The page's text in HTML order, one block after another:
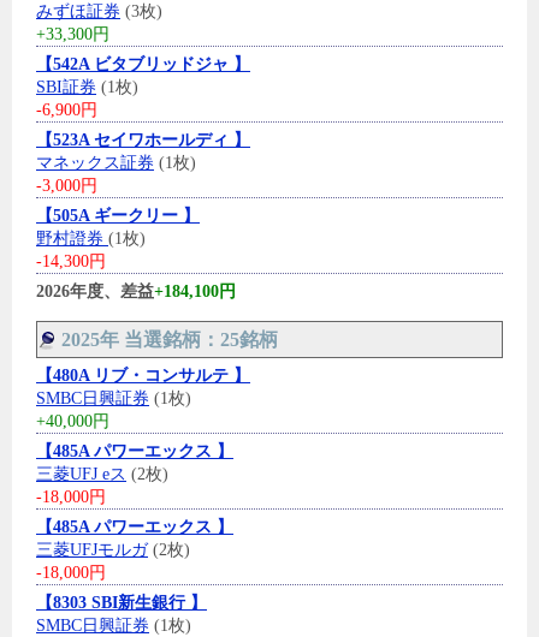
みずほ証券 (3枚)
+33,300円
【542A ビタブリッドジャ 】
SBI証券 (1枚)
-6,900円
【523A セイワホールディ 】
マネックス証券 (1枚)
-3,000円
【505A ギークリー 】
野村證券 (1枚)
-14,300円
2026年度、差益+184,100円
2025年 当選銘柄：25銘柄
【480A リブ・コンサルテ 】
SMBC日興証券 (1枚)
+40,000円
【485A パワーエックス 】
三菱UFJ eス (2枚)
-18,000円
【485A パワーエックス 】
三菱UFJモルガ(2枚)
-18,000円
【8303 SBI新生銀行 】
SMBC日興証券 (1枚)